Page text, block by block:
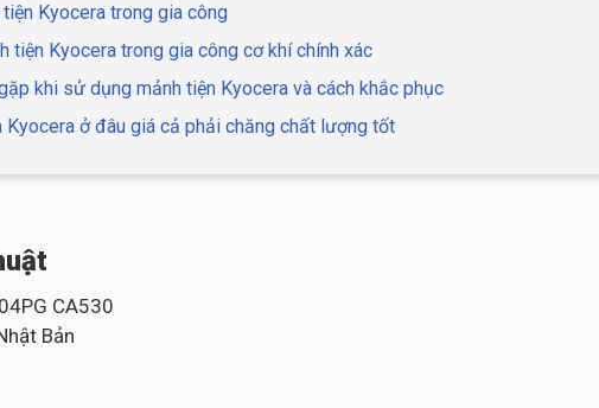
Kyocera trong gia công
tiện Kyocera trong gia công cơ khí chính xác
khi sử dụng mảnh tiện Kyocera và cách khắc phục
Kyocera ở đâu giá cả phải chăng chất lượng tốt
CA530
Bản